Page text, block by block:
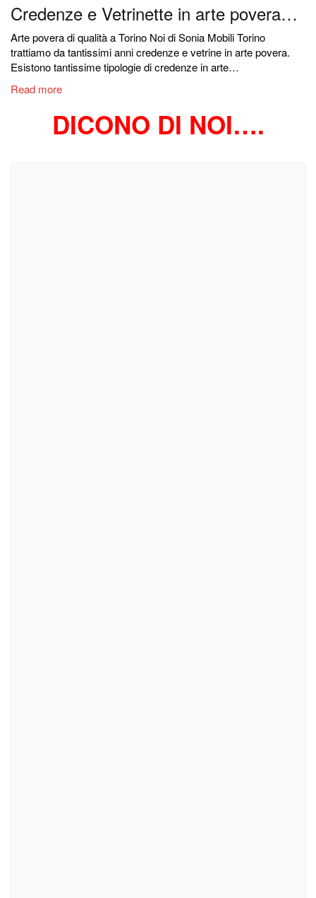
Credenze e Vetrinette in arte povera…
Arte povera di qualità a Torino Noi di Sonia Mobili Torino
trattiamo da tantissimi anni credenze e vetrine in arte povera.
Esistono tantissime tipologie di credenze in arte…
Read more
DICONO DI NOI….